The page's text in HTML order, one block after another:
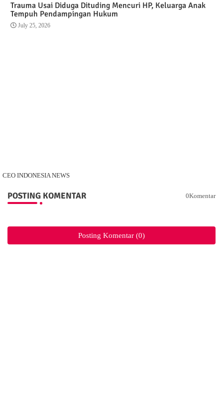
Trauma Usai Diduga Dituding Mencuri HP, Keluarga Anak
Tempuh Pendampingan Hukum
July 25, 2026
CEO INDONESIA NEWS
POSTING KOMENTAR 0Komentar
Posting Komentar (0)